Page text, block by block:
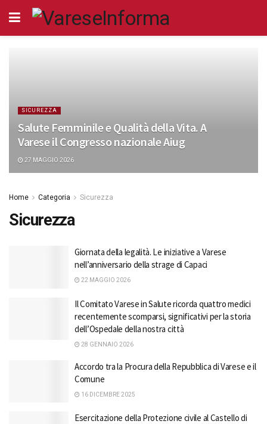
SICUREZZA
Salute Femminile e Qualità della Vita. A
Varese il Congresso nazionale Aiug
27 MAGGIO 2026
Home Categoria Sicurezza
Sicurezza
Giornata della legalità. Le iniziative a Varese
nell’anniversario della strage di Capaci
22 MAGGIO 2026
Il Comitato Varese in Salute ricorda quattro medici
recentemente scomparsi, significativi per la storia
dell’Ospedale della nostra città
28 GENNAIO 2026
Accordo tra la Procura della Repubblica di Varese e il
Comune
16 DICEMBRE 2025
Esercitazione della Protezione civile al Castello di